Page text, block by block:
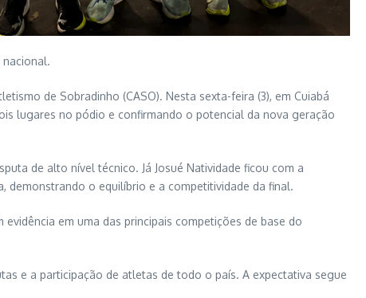
de Sobradinho (CASO). Nesta sexta-feira (3), em Cuiabá
lugares no pódio e confirmando o potencial da nova geração
de alto nível técnico. Já Josué Natividade ficou com a
demonstrando o equilíbrio e a competitividade da final.
em uma das principais competições de base do
e a participação de atletas de todo o país. A expectativa segue